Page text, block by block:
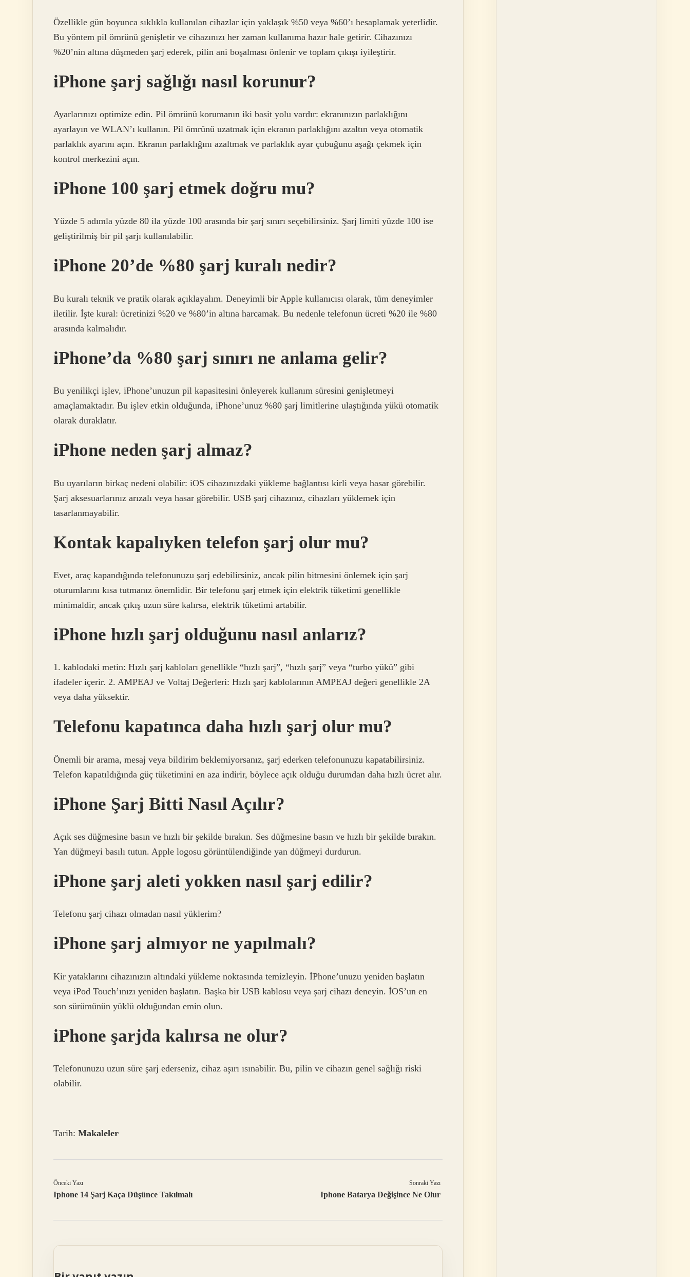
Özellikle gün boyunca sıklıkla kullanılan cihazlar için yaklaşık %50 veya %60’ı hesaplamak yeterlidir.
Bu yöntem pil ömrünü genişletir ve cihazınızı her zaman kullanıma hazır hale getirir. Cihazınızı
%20’nin altına düşmeden şarj ederek, pilin ani boşalması önlenir ve toplam çıkışı iyileştirir.
iPhone şarj sağlığı nasıl korunur?
Ayarlarınızı optimize edin. Pil ömrünü korumanın iki basit yolu vardır: ekranınızın parlaklığını
ayarlayın ve WLAN’ı kullanın. Pil ömrünü uzatmak için ekranın parlaklığını azaltın veya otomatik
parlaklık ayarını açın. Ekranın parlaklığını azaltmak ve parlaklık ayar çubuğunu aşağı çekmek için
kontrol merkezini açın.
iPhone 100 şarj etmek doğru mu?
Yüzde 5 adımla yüzde 80 ila yüzde 100 arasında bir şarj sınırı seçebilirsiniz. Şarj limiti yüzde 100 ise
geliştirilmiş bir pil şarjı kullanılabilir.
iPhone 20’de %80 şarj kuralı nedir?
Bu kuralı teknik ve pratik olarak açıklayalım. Deneyimli bir Apple kullanıcısı olarak, tüm deneyimler
iletilir. İşte kural: ücretinizi %20 ve %80’in altına harcamak. Bu nedenle telefonun ücreti %20 ile %80
arasında kalmalıdır.
iPhone’da %80 şarj sınırı ne anlama gelir?
Bu yenilikçi işlev, iPhone’unuzun pil kapasitesini önleyerek kullanım süresini genişletmeyi
amaçlamaktadır. Bu işlev etkin olduğunda, iPhone’unuz %80 şarj limitlerine ulaştığında yükü otomatik
olarak duraklatır.
iPhone neden şarj almaz?
Bu uyarıların birkaç nedeni olabilir: iOS cihazınızdaki yükleme bağlantısı kirli veya hasar görebilir.
Şarj aksesuarlarınız arızalı veya hasar görebilir. USB şarj cihazınız, cihazları yüklemek için
tasarlanmayabilir.
Kontak kapalıyken telefon şarj olur mu?
Evet, araç kapandığında telefonunuzu şarj edebilirsiniz, ancak pilin bitmesini önlemek için şarj
oturumlarını kısa tutmanız önemlidir. Bir telefonu şarj etmek için elektrik tüketimi genellikle
minimaldir, ancak çıkış uzun süre kalırsa, elektrik tüketimi artabilir.
iPhone hızlı şarj olduğunu nasıl anlarız?
1. kablodaki metin: Hızlı şarj kabloları genellikle “hızlı şarj”, “hızlı şarj” veya “turbo yükü” gibi
ifadeler içerir. 2. AMPEAJ ve Voltaj Değerleri: Hızlı şarj kablolarının AMPEAJ değeri genellikle 2A
veya daha yüksektir.
Telefonu kapatınca daha hızlı şarj olur mu?
Önemli bir arama, mesaj veya bildirim beklemiyorsanız, şarj ederken telefonunuzu kapatabilirsiniz.
Telefon kapatıldığında güç tüketimini en aza indirir, böylece açık olduğu durumdan daha hızlı ücret alır.
iPhone Şarj Bitti Nasıl Açılır?
Açık ses düğmesine basın ve hızlı bir şekilde bırakın. Ses düğmesine basın ve hızlı bir şekilde bırakın.
Yan düğmeyi basılı tutun. Apple logosu görüntülendiğinde yan düğmeyi durdurun.
iPhone şarj aleti yokken nasıl şarj edilir?
Telefonu şarj cihazı olmadan nasıl yüklerim?
iPhone şarj almıyor ne yapılmalı?
Kir yataklarını cihazınızın altındaki yükleme noktasında temizleyin. İPhone’unuzu yeniden başlatın
veya iPod Touch’ınızı yeniden başlatın. Başka bir USB kablosu veya şarj cihazı deneyin. İOS’un en
son sürümünün yüklü olduğundan emin olun.
iPhone şarjda kalırsa ne olur?
Telefonunuzu uzun süre şarj ederseniz, cihaz aşırı ısınabilir. Bu, pilin ve cihazın genel sağlığı riski
olabilir.
Tarih: Makaleler
Önceki Yazı
Iphone 14 Şarj Kaça Düşünce Takılmalı
Sonraki Yazı
Iphone Batarya Değişince Ne Olur